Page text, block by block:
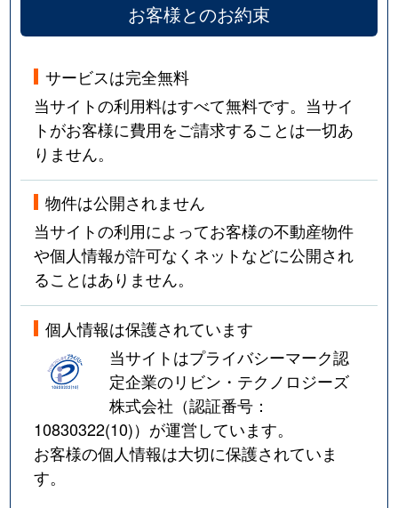
お客様とのお約束
サービスは完全無料
当サイトの利用料はすべて無料です。当サイ
トがお客様に費用をご請求することは一切あ
りません。
物件は公開されません
当サイトの利用によってお客様の不動産物件
や個人情報が許可なくネットなどに公開され
ることはありません。
個人情報は保護されています
当サイトはプライバシーマーク認
定企業のリビン・テクノロジーズ
株式会社（認証番号：
10830322(10)）が運営しています。
お客様の個人情報は大切に保護されていま
す。